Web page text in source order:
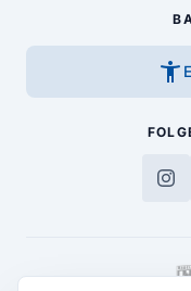
accessibility_new
MEDIENPARTNER